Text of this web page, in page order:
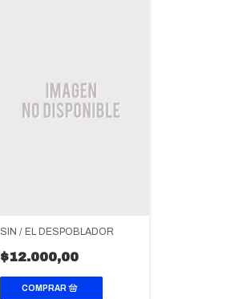
SIN / EL DESPOBLADOR
$12.000,00